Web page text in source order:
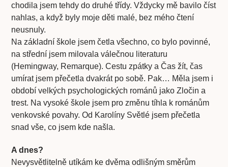
chodila jsem tehdy do druhé třídy. Vždycky mě bavilo číst
nahlas, a když byly moje děti malé, bez mého čtení
neusnuly.
Na základní škole jsem četla všechno, co bylo povinné,
na střední jsem milovala válečnou literaturu
(Hemingway, Remarque). Cestu zpátky a Čas žít, čas
umírat jsem přečetla dvakrát po sobě. Pak… Měla jsem i
období velkých psychologických románů jako Zločin a
trest. Na vysoké škole jsem pro změnu tíhla k románům
venkovské povahy. Od Karolíny Světlé jsem přečetla
snad vše, co jsem kde našla.
A dnes?
Nevysvětlitelně utíkám ke dvěma odlišným směrům